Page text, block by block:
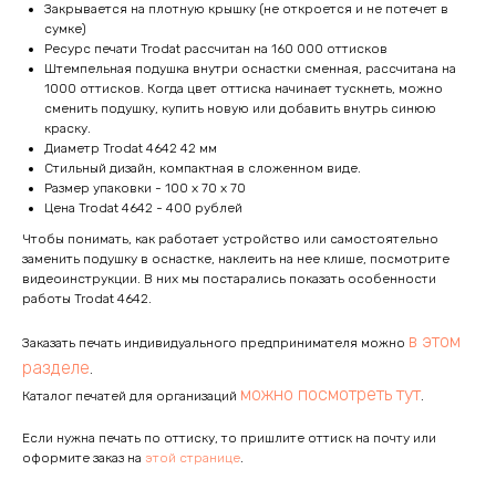
Закрывается на плотную крышку (не откроется и не потечет в
сумке)
Ресурс печати Trodat рассчитан на 160 000 оттисков
Штемпельная подушка внутри оснастки сменная, рассчитана на
1000 оттисков. Когда цвет оттиска начинает тускнеть, можно
сменить подушку, купить новую или добавить внутрь синюю
краску.
Диаметр Trodat 4642 42 мм
Стильный дизайн, компактная в сложенном виде.
Размер упаковки - 100 x 70 x 70
Цена Trodat 4642 - 400 рублей
Чтобы понимать, как работает устройство или самостоятельно
заменить подушку в оснастке, наклеить на нее клише, посмотрите
видеоинструкции. В них мы постарались показать особенности
работы Trodat 4642.
Заказать печать индивидуального предпринимателя можно в этом
разделе.
Каталог печатей для организаций можно посмотреть тут.
Если нужна печать по оттиску, то пришлите оттиск на почту или
оформите заказ на этой странице.